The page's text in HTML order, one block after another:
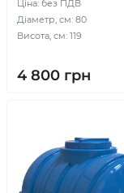
Ціна: без ПДВ
Діаметр, см: 80
Висота, см: 119
4 800 грн